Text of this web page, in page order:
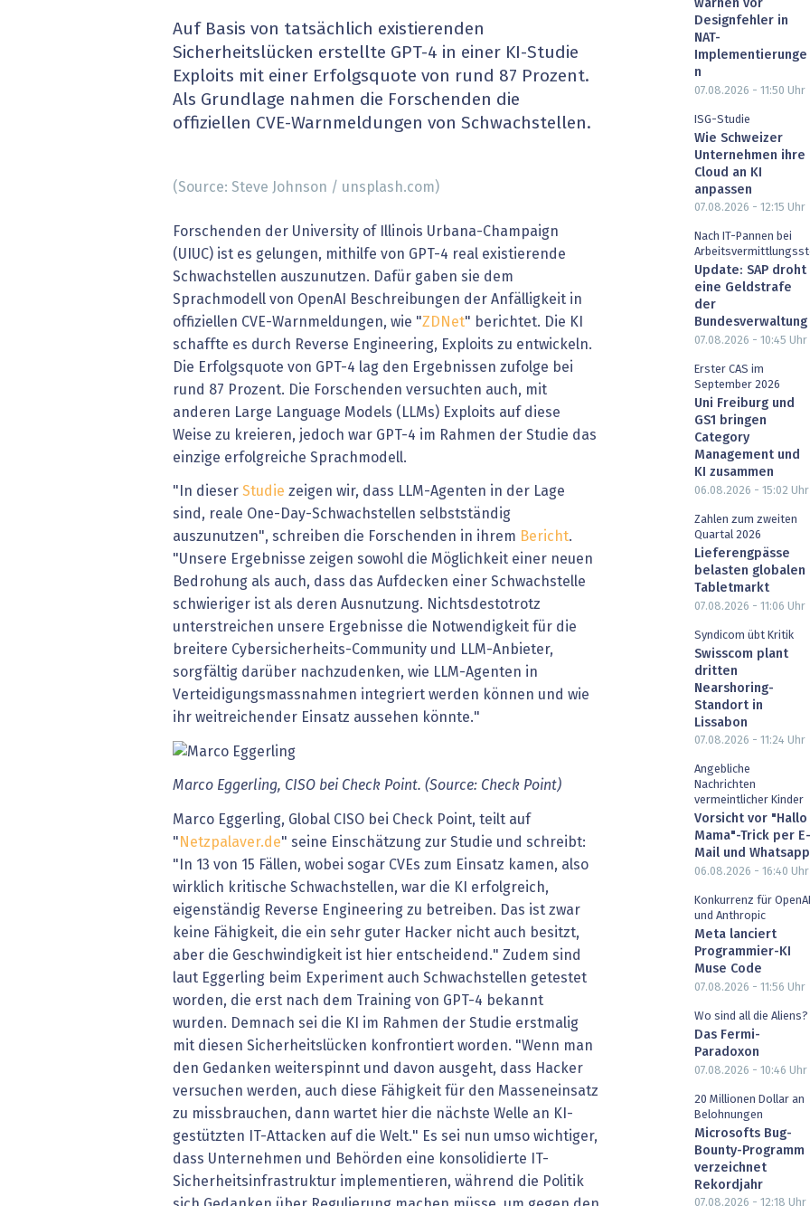
» alle News Gesundheit wird digital
EU-DSGVO
Digital Banking
» alle Dossiers
Artificial Intelligence
Fintech & Insurtech
Professional AV & Digital Signage
» alle Specials
Auf Basis von tatsächlich existierenden
Sicherheitslücken erstellte GPT-4 in einer KI-Studie
Exploits mit einer Erfolgsquote von rund 87 Prozent.
Als Grundlage nahmen die Forschenden die
offiziellen CVE-Warnmeldungen von Schwachstellen.
(Source: Steve Johnson / unsplash.com)
Forschenden der University of Illinois Urbana-Champaign
(UIUC) ist es gelungen, mithilfe von GPT-4 real existierende
Schwachstellen auszunutzen. Dafür gaben sie dem
Sprachmodell von OpenAI Beschreibungen der Anfälligkeit in
offiziellen CVE-Warnmeldungen, wie "ZDNet" berichtet. Die KI
schaffte es durch Reverse Engineering, Exploits zu entwickeln.
Die Erfolgsquote von GPT-4 lag den Ergebnissen zufolge bei
rund 87 Prozent. Die Forschenden versuchten auch, mit
anderen Large Language Models (LLMs) Exploits auf diese
Weise zu kreieren, jedoch war GPT-4 im Rahmen der Studie das
einzige erfolgreiche Sprachmodell.
"In dieser Studie zeigen wir, dass LLM-Agenten in der Lage
sind, reale One-Day-Schwachstellen selbstständig
auszunutzen", schreiben die Forschenden in ihrem Bericht.
"Unsere Ergebnisse zeigen sowohl die Möglichkeit einer neuen
Bedrohung als auch, dass das Aufdecken einer Schwachstelle
schwieriger ist als deren Ausnutzung. Nichtsdestotrotz
unterstreichen unsere Ergebnisse die Notwendigkeit für die
breitere Cybersicherheits-Community und LLM-Anbieter,
sorgfältig darüber nachzudenken, wie LLM-Agenten in
Verteidigungsmassnahmen integriert werden können und wie
ihr weitreichender Einsatz aussehen könnte."
Marco Eggerling, CISO bei Check Point. (Source: Check Point)
Marco Eggerling, Global CISO bei Check Point, teilt auf
" Netzpalaver.de" seine Einschätzung zur Studie und schreibt:
"In 13 von 15 Fällen, wobei sogar CVEs zum Einsatz kamen, also
wirklich kritische Schwachstellen, war die KI erfolgreich,
eigenständig Reverse Engineering zu betreiben. Das ist zwar
keine Fähigkeit, die ein sehr guter Hacker nicht auch besitzt,
aber die Geschwindigkeit ist hier entscheidend." Zudem sind
laut Eggerling beim Experiment auch Schwachstellen getestet
worden, die erst nach dem Training von GPT-4 bekannt
wurden. Demnach sei die KI im Rahmen der Studie erstmalig
mit diesen Sicherheitslücken konfrontiert worden. "Wenn man
den Gedanken weiterspinnt und davon ausgeht, dass Hacker
versuchen werden, auch diese Fähigkeit für den Masseneinsatz
zu missbrauchen, dann wartet hier die nächste Welle an KI-
gestützten IT-Attacken auf die Welt." Es sei nun umso wichtiger,
dass Unternehmen und Behörden eine konsolidierte IT-
Sicherheitsinfrastruktur implementieren, während die Politik
warnen vor
Designfehler in
NAT-
Implementierunge
n
07.08.2026 - 11:50 Uhr
ISG-Studie
Wie Schweizer
Unternehmen ihre
Cloud an KI
anpassen
07.08.2026 - 12:15 Uhr
Nach IT-Pannen bei
Update: SAP droht
eine Geldstrafe
der
Bundesverwaltung
07.08.2026 - 10:45 Uhr
Erster CAS im
September 2026
Uni Freiburg und
GS1 bringen
Category
Management und
KI zusammen
06.08.2026 - 15:02 Uhr
Zahlen zum zweiten
Quartal 2026
Lieferengpässe
belasten globalen
Tabletmarkt
07.08.2026 - 11:06 Uhr
Syndicom übt Kritik
Swisscom plant
dritten
Nearshoring-
Standort in
Lissabon
07.08.2026 - 11:24 Uhr
Angebliche
Nachrichten
vermeintlicher Kinder
Vorsicht vor "Hallo
Mama"-Trick per E-
Mail und Whatsapp
06.08.2026 - 16:40 Uhr
Konkurrenz für OpenAI
und Anthropic
Meta lanciert
Programmier-KI
Muse Code
07.08.2026 - 11:56 Uhr
Wo sind all die Aliens?
Das Fermi-
Paradoxon
07.08.2026 - 10:46 Uhr
20 Millionen Dollar an
Belohnungen
Microsofts Bug-
Bounty-Programm
verzeichnet
Rekordjahr
07.08.2026 - 12:18 Uhr